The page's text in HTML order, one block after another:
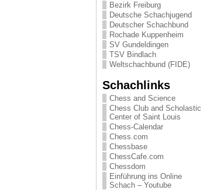
Bezirk Freiburg
Deutsche Schachjugend
Deutscher Schachbund
Rochade Kuppenheim
SV Gundeldingen
TSV Bindlach
Weltschachbund (FIDE)
Schachlinks
Chess and Science
Chess Club and Scholastic
Center of Saint Louis
Chess-Calendar
Chess.com
Chessbase
ChessCafe.com
Chessdom
Einführung ins Online
Schach – Youtube